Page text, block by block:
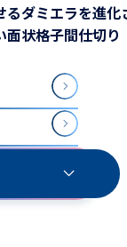
るダミエラを進化
状格子間仕切り